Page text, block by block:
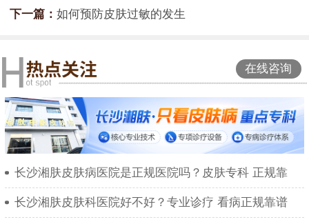
下一篇： 如何预防皮肤过敏的发生
在线咨询
长沙湘肤皮肤病医院是正规医院吗？皮肤专科 正规靠
长沙湘肤皮肤科医院好不好？专业诊疗 看病正规靠谱